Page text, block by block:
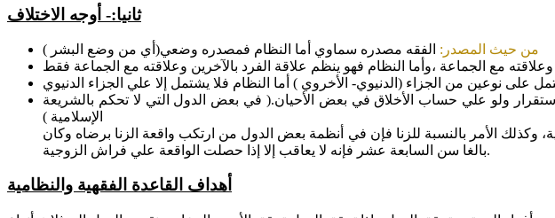
ثانيا:- أوجه الاختلاف
من حيث المصدر: الفقه مصدره سماوي أما النظام فمصدره وضعي(أي من وضع البشر )
ولو علي حساب الأخلاق في بعض الأحيان.( في بعض الدول التي لا تحكم بالشريعة
الإسلامية )
وكذلك الأمر بالنسبة للزنا فإن في أنظمة بعض الدول من ارتكب واقعة الزنا برضاه وكان
بالغا سن السابعة عشر فإنه لا يعاقب إلا إذا حصلت الواقعة علي فراش الزوجية.
أهداف القاعدة الفقهية والنظامية